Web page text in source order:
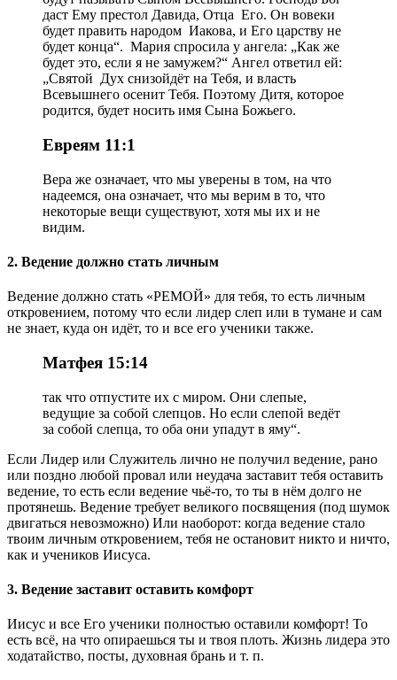
даст Ему престол Давида, Отца Его. Он вовеки
будет править народом Иакова, и Его царству не
будет конца“. Мария спросила у ангела: „Как же
будет это, если я не замужем?“ Ангел ответил ей:
„Святой Дух снизойдёт на Тебя, и власть
Всевышнего осенит Тебя. Поэтому Дитя, которое
родится, будет носить имя Сына Божьего.
Евреям 11:1
Вера же означает, что мы уверены в том, на что
надеемся, она означает, что мы верим в то, что
некоторые вещи существуют, хотя мы их и не
видим.
2. Ведение должно стать личным
Ведение должно стать «РЕМОЙ» для тебя, то есть личным
откровением, потому что если лидер слеп или в тумане и сам
не знает, куда он идёт, то и все его ученики также.
Матфея 15:14
так что отпустите их с миром. Они слепые,
ведущие за собой слепцов. Но если слепой ведёт
за собой слепца, то оба они упадут в яму“.
Если Лидер или Служитель лично не получил ведение, рано
или поздно любой провал или неудача заставит тебя оставить
ведение, то есть если ведение чьё-то, то ты в нём долго не
протянешь. Ведение требует великого посвящения (под шумок
двигаться невозможно) Или наоборот: когда ведение стало
твоим личным откровением, тебя не остановит никто и ничто,
как и учеников Иисуса.
3. Ведение заставит оставить комфорт
Иисус и все Его ученики полностью оставили комфорт! То
есть всё, на что опираешься ты и твоя плоть. Жизнь лидера это
ходатайство, посты, духовная брань и т. п.